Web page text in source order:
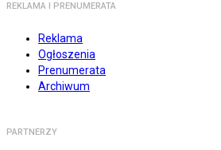
REKLAMA I PRENUMERATA
Reklama
Ogłoszenia
Prenumerata
Archiwum
PARTNERZY